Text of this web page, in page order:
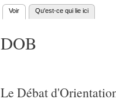
Onglets principaux
Voir (onglet actif)
Qu'est-ce qui lie ici
DOB
Le Débat